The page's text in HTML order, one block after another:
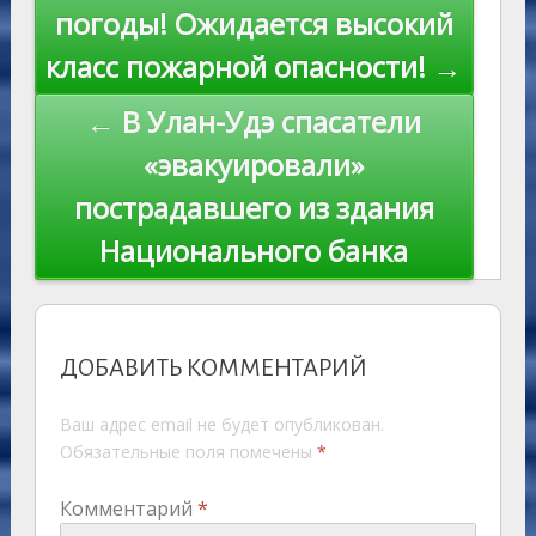
ki
k
записям
погоды! Ожидается высокий
класс пожарной опасности! →
← В Улан-Удэ спасатели
«эвакуировали»
пострадавшего из здания
Национального банка
ДОБАВИТЬ КОММЕНТАРИЙ
Ваш адрес email не будет опубликован.
Обязательные поля помечены *
Комментарий *